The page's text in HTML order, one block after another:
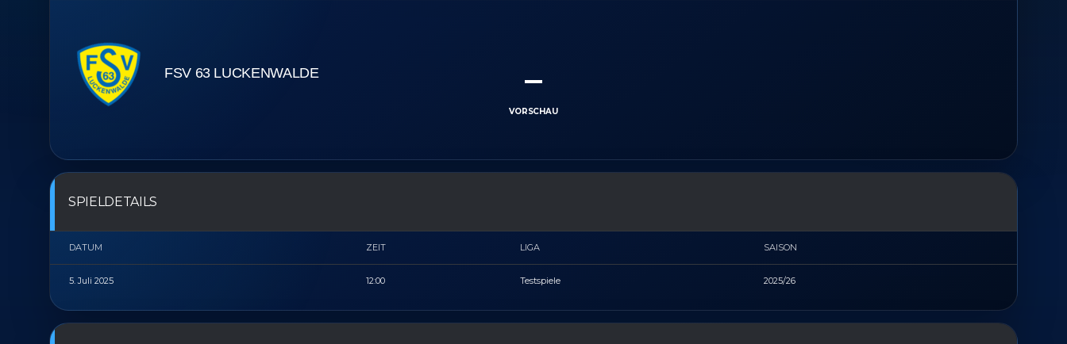
FSV 63 LUCKENWALDE –
VORSCHAU
SPIELDETAILS
DATUM ZEIT LIGA SAISON
5. Juli 2025 12:00 Testspiele 2025/26